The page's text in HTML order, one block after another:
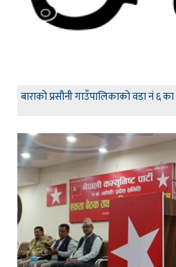
बाराको प्रसौनी गाउँपालिकाको वडा नं ६